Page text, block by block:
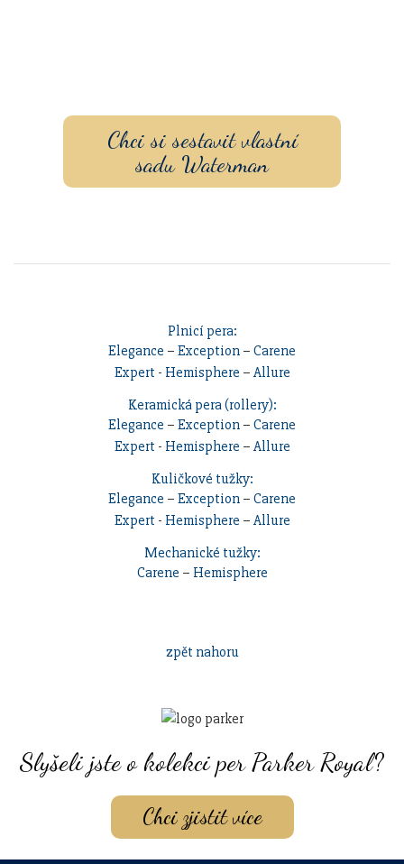
Chci si sestavit vlastní
sadu Waterman
Plnicí pera:
Elegance – Exception – Carene
Expert - Hemisphere – Allure
Keramická pera (rollery):
Elegance – Exception – Carene
Expert - Hemisphere – Allure
Kuličkové tužky:
Elegance – Exception – Carene
Expert - Hemisphere – Allure
Mechanické tužky:
Carene – Hemisphere
zpět nahoru
Slyšeli jste o kolekci per Parker Royal?
Chci zjistit více